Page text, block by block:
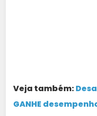
Veja também:
GANHE des